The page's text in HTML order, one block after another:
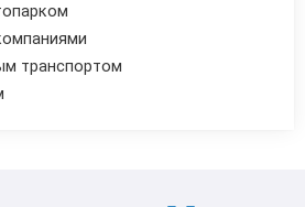
транспортом